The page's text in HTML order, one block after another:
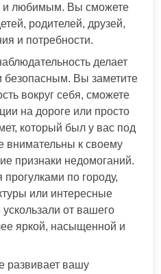
и любимым. Вы сможете
родителей, друзей,
и потребности.
делает
безопасным. Вы заметите
вокруг себя, сможете
на дороге или просто
который был у вас под
внимательны к своему
признаки недомоганий.
по городу,
или интересные
от вашего
яркой, насыщенной и
развивает вашу